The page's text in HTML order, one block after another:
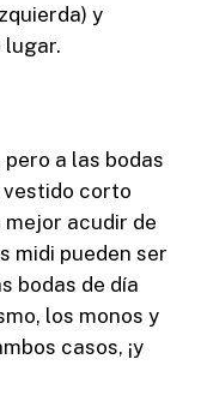
y
lugar.
a las bodas
vestido corto
mejor acudir de
midi pueden ser
bodas de día
los monos y
casos, ¡y